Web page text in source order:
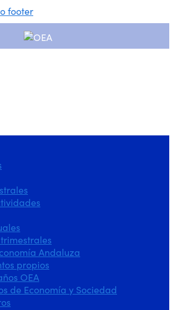
footer
Andaluza
propios
OEA
de Economía y Sociedad